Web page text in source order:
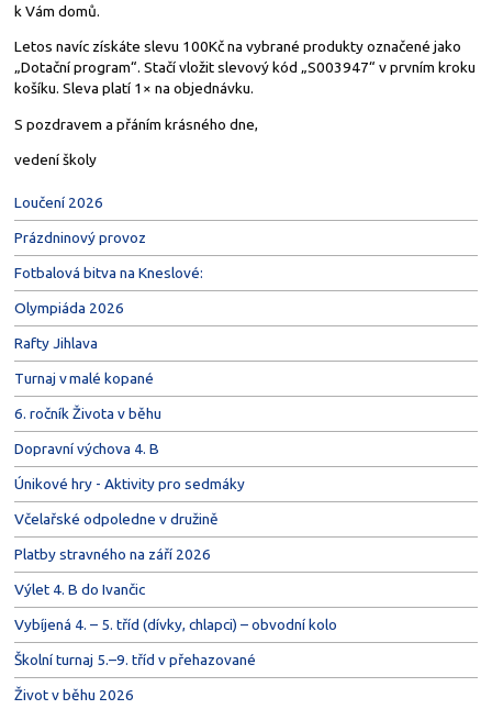
Loučení 2026
Prázdninový provoz
Fotbalová bitva na Kneslové:
Olympiáda 2026
Rafty Jihlava
Turnaj v malé kopané
6. ročník Života v běhu
Dopravní výchova 4. B
Únikové hry - Aktivity pro sedmáky
Včelařské odpoledne v družině
Platby stravného na září 2026
Výlet 4. B do Ivančic
Vybíjená 4. – 5. tříd (dívky, chlapci) – obvodní kolo
Školní turnaj 5.–9. tříd v přehazované
Život v běhu 2026
k Vám domů.
Letos navíc získáte slevu 100Kč na vybrané produkty označené jako
„Dotační program“. Stačí vložit slevový kód „S003947“ v prvním kroku
košíku. Sleva platí 1× na objednávku.
S pozdravem a přáním krásného dne,
vedení školy